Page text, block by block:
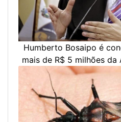
Previous
Humberto Bosaipo é
mais de R$ 5 milhões da